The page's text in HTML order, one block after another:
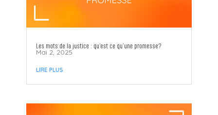
Les mots de la justice : qu’est ce qu’une promesse?
Mai 2, 2025
LIRE PLUS